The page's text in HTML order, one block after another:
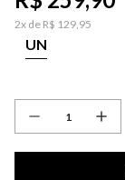
2x de R$ 129,95
UN